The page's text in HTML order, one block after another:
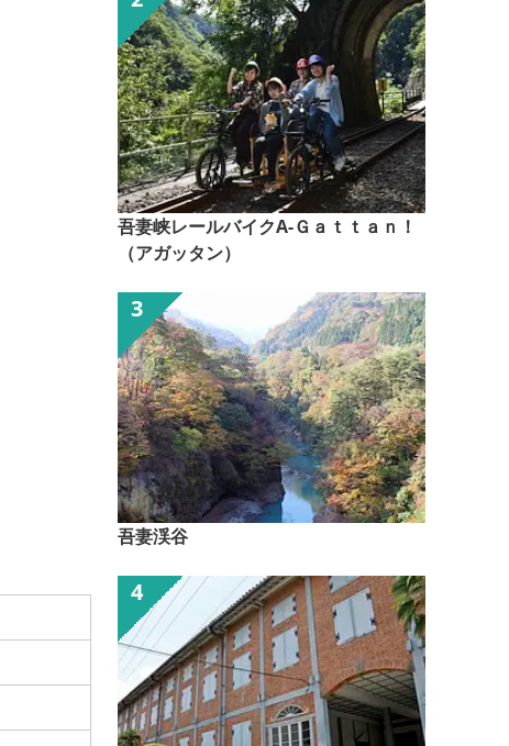
吾妻峡レールバイクA-Ｇａｔｔａｎ！
（アガッタン）
吾妻渓谷